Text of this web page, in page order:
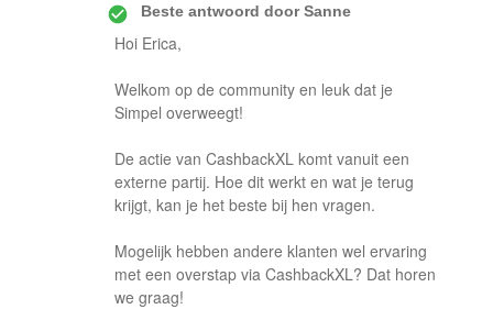
Beste antwoord doorSanne
Hoi Erica,
Welkom op de community en leuk dat je
Simpel overweegt!
De actie van CashbackXL komt vanuit een
externe partij. Hoe dit werkt en wat je terug
krijgt, kan je het beste bij hen vragen.
Mogelijk hebben andere klanten wel ervaring
met een overstap via CashbackXL? Dat horen
we graag!